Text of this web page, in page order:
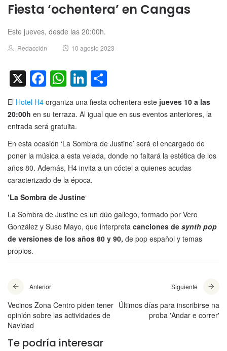
Fiesta ‘ochentera’ en Cangas
Este jueves, desde las 20:00h.
Author
Redacción
Posted
10 agosto 2023
X Facebook
WhatsApp
LinkedIn
El Hotel H4 organiza una fiesta ochentera este jueves 10 a las
20:00h en su terraza. Al igual que en sus eventos anteriores, la
entrada será gratuita.
En esta ocasión ‘La Sombra de Justine’ será el encargado de
poner la música a esta velada, donde no faltará la estética de los
años 80. Además, H4 invita a un cóctel a quienes acudas
caracterizado de la época.
‘La Sombra de Justine‘
La Sombra de Justine es un dúo gallego, formado por Vero
González y Suso Mayo, que interpreta canciones de synth pop
de versiones de los años 80 y 90, de pop español y temas
propios.
Anterior
Vecinos Zona Centro piden tener
opinión sobre las actividades de
Navidad
Siguiente
Últimos días para inscribirse na
proba 'Andar e correr'
Te podría interesar